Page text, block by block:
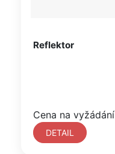
Reflektor
Cena na vyžádání
DETAIL